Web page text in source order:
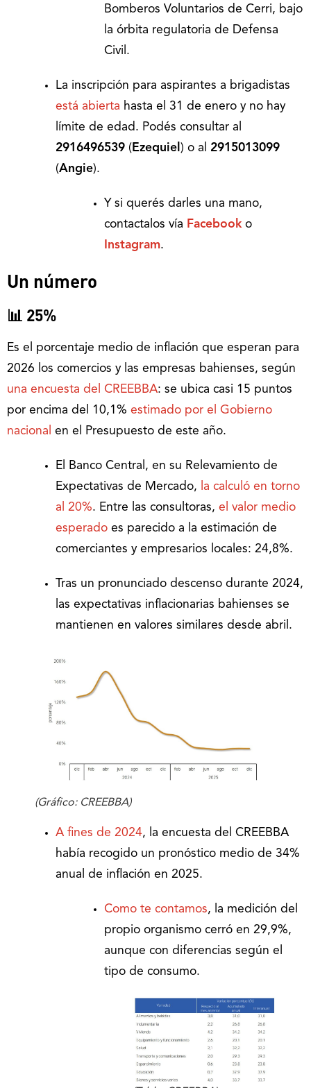
Bomberos Voluntarios de Cerri, bajo
la órbita regulatoria de Defensa
Civil.
La inscripción para aspirantes a brigadistas
está abierta hasta el 31 de enero y no hay
límite de edad. Podés consultar al
2916496539 ( Ezequiel ) o al 2915013099
(Angie).
Y si querés darles una mano,
contactalos vía Facebooko
Instagram.
Un número
📊 25%
Es el porcentaje medio de inflación que esperan para
2026 los comercios y las empresas bahienses, según
una encuesta del CREEBBA: se ubica casi 15 puntos
por encima del 10,1% estimado por el Gobierno
nacional en el Presupuesto de este año.
El Banco Central, en su Relevamiento de
Expectativas de Mercado, la calculó en torno
al 20%. Entre las consultoras, el valor medio
esperado es parecido a la estimación de
comerciantes y empresarios locales: 24,8%.
Tras un pronunciado descenso durante 2024,
las expectativas inflacionarias bahienses se
mantienen en valores similares desde abril.
(Gráfico: CREEBBA)
A fines de 2024, la encuesta del CREEBBA
había recogido un pronóstico medio de 34%
anual de inflación en 2025.
Como te contamos, la medición del
propio organismo cerró en 29,9%,
aunque con diferencias según el
tipo de consumo.